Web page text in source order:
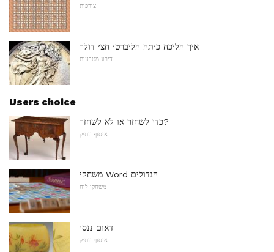
צורפות
איך הליכה כיתה הליברטי חצי דולר
דירוג מטבעות
Users choice
כדי לשחזר או לא לשחזר?
איסוף עתיק
משחקי Word הגדולים
משחקי לוח
דאום ננסי
איסוף עתיק